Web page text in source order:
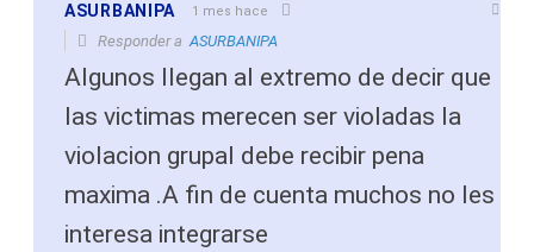
ASURBANIPA 1 mes hace
Responder aASURBANIPA
Algunos llegan al extremo de decir que
las victimas merecen ser violadas la
violacion grupal debe recibir pena
maxima .A fin de cuenta muchos no les
interesa integrarse